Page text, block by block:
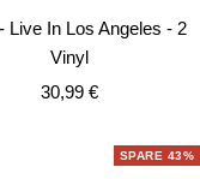
Live In Los Angeles - 2
Vinyl
Angebotspreis
30,99 €
SPARE 43%